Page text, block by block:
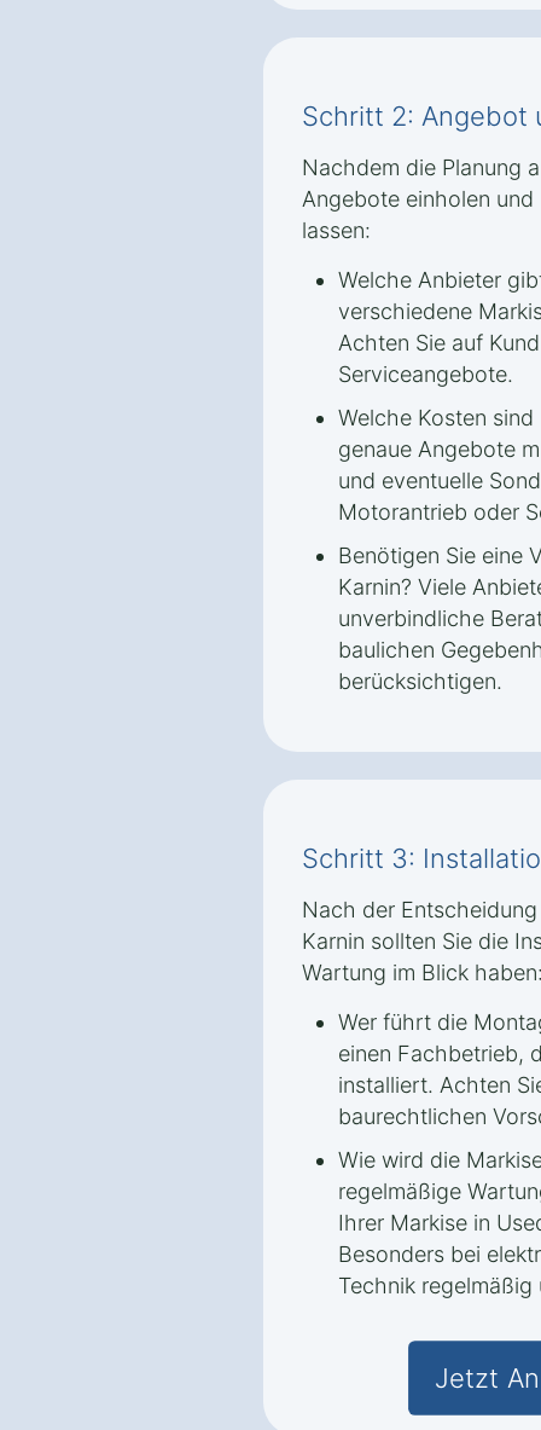
Schritt 2: Angebot
Nachdem die Planung
Angebote einholen
lassen:
Welche Anbieter
verschiedene
Achten Sie auf
Serviceangebote.
Welche Kosten
genaue Angebote
und eventuelle
Motorantrieb oder
Benötigen Sie eine
Karnin? Viele
unverbindliche
baulichen
berücksichtigen.
Schritt 3:
Nach der
Karnin sollten Sie die
Wartung im Blick
Wer führt die
einen Fachbetrieb,
installiert. Achten
baurechtlichen
Wie wird die
regelmäßige
Ihrer Markise in
Besonders bei
Technik
Jetzt